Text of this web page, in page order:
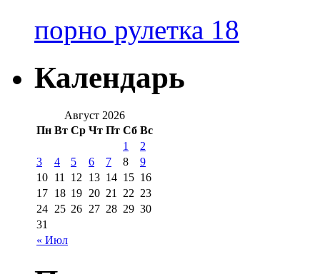
порно рулетка 18
Календарь
Август 2026
Пн Вт Ср Чт Пт Сб Вс
« Июл
1
2
3
4 5 6 7 8
9
10 11 12 13 14 15 16
17 18 19 20 21 22 23
24 25 26 27 28 29 30
31